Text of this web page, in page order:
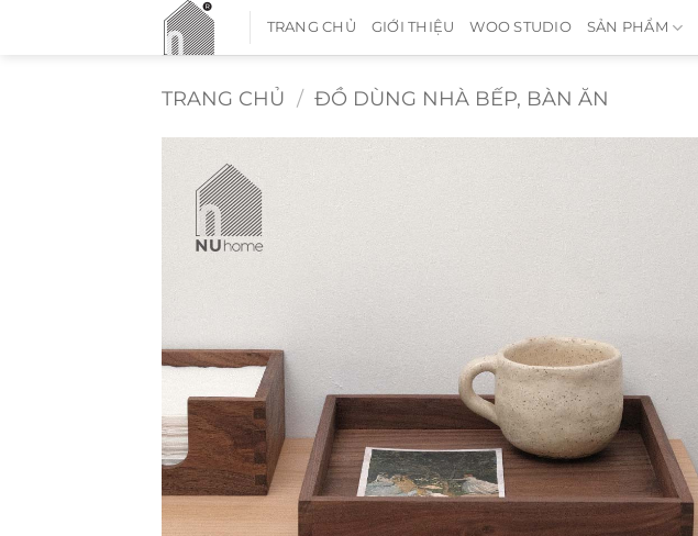
TRANG CHỦ GIỚI THIỆU WOO STUDIO SẢN PHẨM
TRANG CHỦ / ĐỒ DÙNG NHÀ BẾP, BÀN ĂN